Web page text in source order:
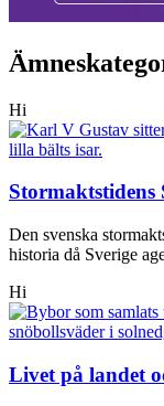
Hi
Stormaktstidens
Den svenska
historia då Sverige
Hi
Livet på landet